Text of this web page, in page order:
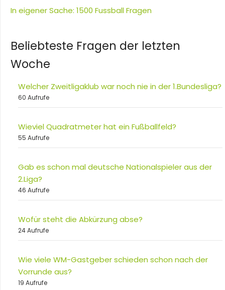
In eigener Sache: 1500 Fussball Fragen
Beliebteste Fragen der letzten
Woche
Welcher Zweitligaklub war noch nie in der 1.Bundesliga?
60 Aufrufe
Wieviel Quadratmeter hat ein Fußballfeld?
55 Aufrufe
Gab es schon mal deutsche Nationalspieler aus der
2.Liga?
46 Aufrufe
Wofür steht die Abkürzung abse?
24 Aufrufe
Wie viele WM-Gastgeber schieden schon nach der
Vorrunde aus?
19 Aufrufe